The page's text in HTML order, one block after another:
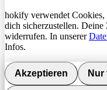
hokify verwendet Cookies,
dich sicherzustellen.
widerrufen. In unserer
Infos.
Akzeptieren